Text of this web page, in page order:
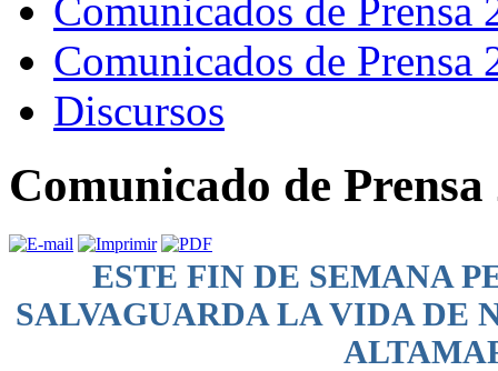
Comunicados de Prensa
Comunicados de Prensa
Discursos
Comunicado de Prensa
ESTE FIN DE SEMANA
SALVAGUARDA LA VIDA DE